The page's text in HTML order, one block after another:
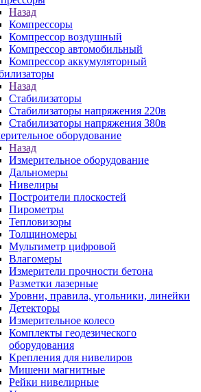
Назад
Компрессоры
Компрессор воздушный
Компрессор автомобильный
Компрессор аккумуляторный
Назад
Стабилизаторы
Стабилизаторы напряжения 220в
Стабилизаторы напряжения 380в
оборудование
Назад
Измерительное оборудование
Дальномеры
Нивелиры
Построители плоскостей
Пирометры
Тепловизоры
Толщиномеры
Мультиметр цифровой
Влагомеры
Измерители прочности бетона
Разметки лазерные
Уровни, правила, угольники, линейки
Детекторы
Измерительное колесо
Комплекты геодезического
оборудования
Крепления для нивелиров
Мишени магнитные
Рейки нивелирные